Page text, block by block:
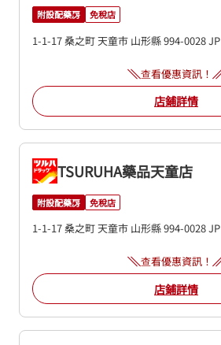
附設配藥房 免稅店
1-1-17 桑之町天童市 山形縣994-0028JP
查看優惠資訊！
店鋪詳情
TSURUHA藥品天童店
附設配藥房 免稅店
1-1-17 桑之町天童市 山形縣994-0028JP
查看優惠資訊！
店鋪詳情